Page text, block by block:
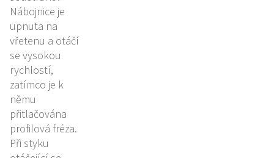
Nábojnice je
upnuta na
vřetenu a otáčí
se vysokou
rychlostí,
zatímco je k
němu
přitlačována
profilová fréza.
Při styku